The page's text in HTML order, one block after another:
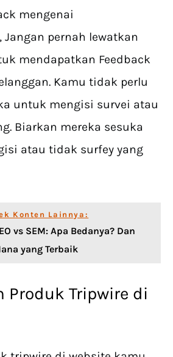
mengenai
pernah lewatkan
mendapatkan Feedback
Kamu tidak perlu
untuk mengisi survei atau
Biarkan mereka sesuka
atau tidak surfey yang
Konten Lainnya:
vs SEM: Apa Bedanya? Dan
yang Terbaik
Produk Tripwire di